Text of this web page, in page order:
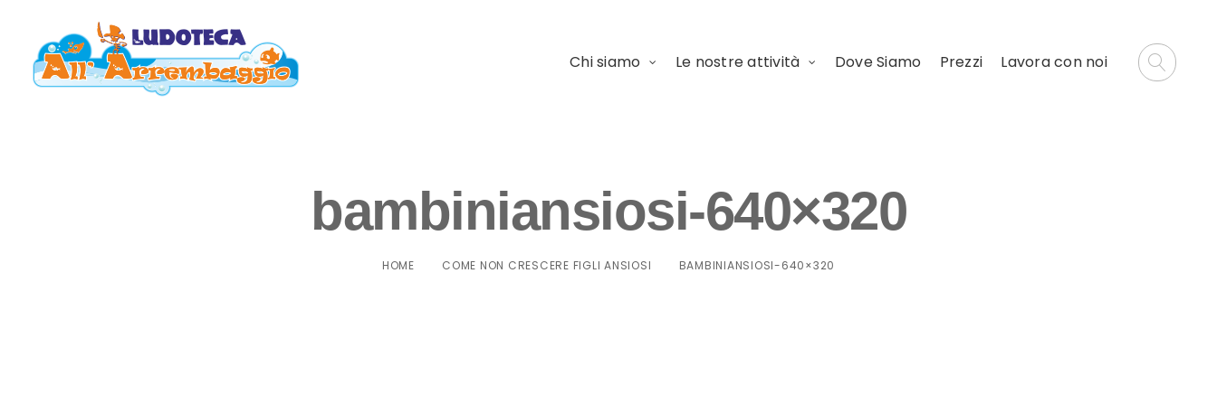
Chi siamo Le nostre attività Dove Siamo Prezzi Lavora con noi
bambiniansiosi-640×320
HOME COME NON CRESCERE FIGLI ANSIOSI BAMBINIANSIOSI-640×320